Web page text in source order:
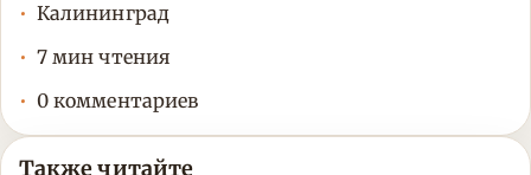
Калининград
7 мин чтения
0 комментариев
Также читайте